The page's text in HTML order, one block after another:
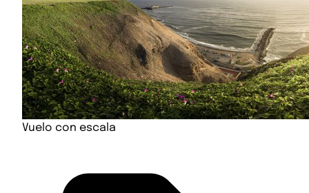
Vuelo con escala